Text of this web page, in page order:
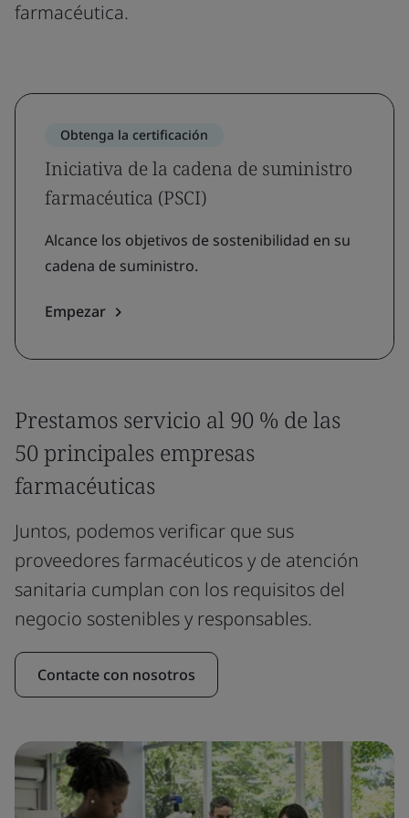
farmacéutica.
Obtenga la certificación
Iniciativa de la cadena de suministro
farmacéutica (PSCI)
Alcance los objetivos de sostenibilidad en su
cadena de suministro.
Empezar
Prestamos servicio al 90 % de las
50 principales empresas
farmacéuticas
Juntos, podemos verificar que sus
proveedores farmacéuticos y de atención
sanitaria cumplan con los requisitos del
negocio sostenibles y responsables.
Contacte con nosotros